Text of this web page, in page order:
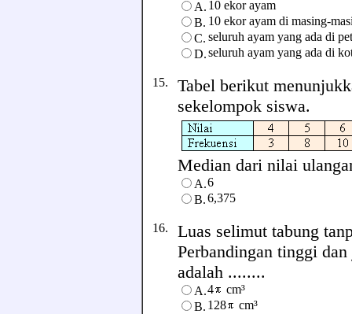
A. 10 ekor ayam
B. 10 ekor ayam di masing-
C. seluruh ayam yang ada di
D.seluruh ayam yang ada di
15. Tabel berikut
sekelompok siswa.
Median dari nilai
A.6
B.6,375
16. Luas selimut tabung
Perbandingan tinggi
adalah ........
A.4
cm³
B. 128 cm³